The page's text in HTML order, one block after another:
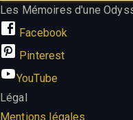
Les Mémoires d'une
Facebook
Pinterest
YouTube
Légal
Mentions légales